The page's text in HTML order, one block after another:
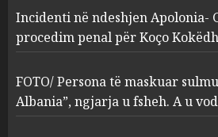
3
FOTO/
sulmuan
ngjarja u
serverat?
Incidenti në ndeshjen Apolonia-
procedim penal për Koço
FOTO/ Persona të maskuar
Albania”, ngjarja u fsheh. A u